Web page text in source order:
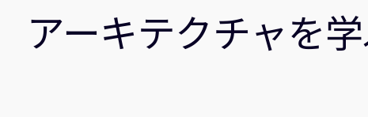
アーキテクチャを